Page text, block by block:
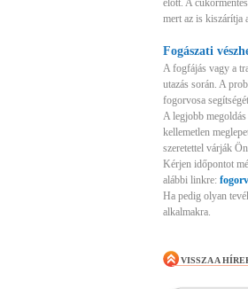
előtt. A
mert az is kiszárítja
Fogászati
A fogfájás vagy a
utazás során. A
fogorvosa
A legjobb megoldás
kellemetlen
szeretettel várják
Kérjen időpontot
alábbi linkre:
Ha pedig olyan
alkalmakra.
VISSZA A